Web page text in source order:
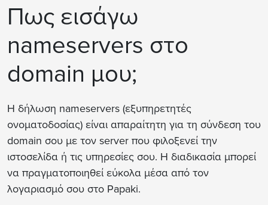
Πως εισάγω
nameservers στο
domain μου;
Η δήλωση nameservers (εξυπηρετητές
ονοματοδοσίας) είναι απαραίτητη για τη σύνδεση του
domain σου με τον server που φιλοξενεί την
ιστοσελίδα ή τις υπηρεσίες σου. Η διαδικασία μπορεί
να πραγματοποιηθεί εύκολα μέσα από τον
λογαριασμό σου στο Papaki.